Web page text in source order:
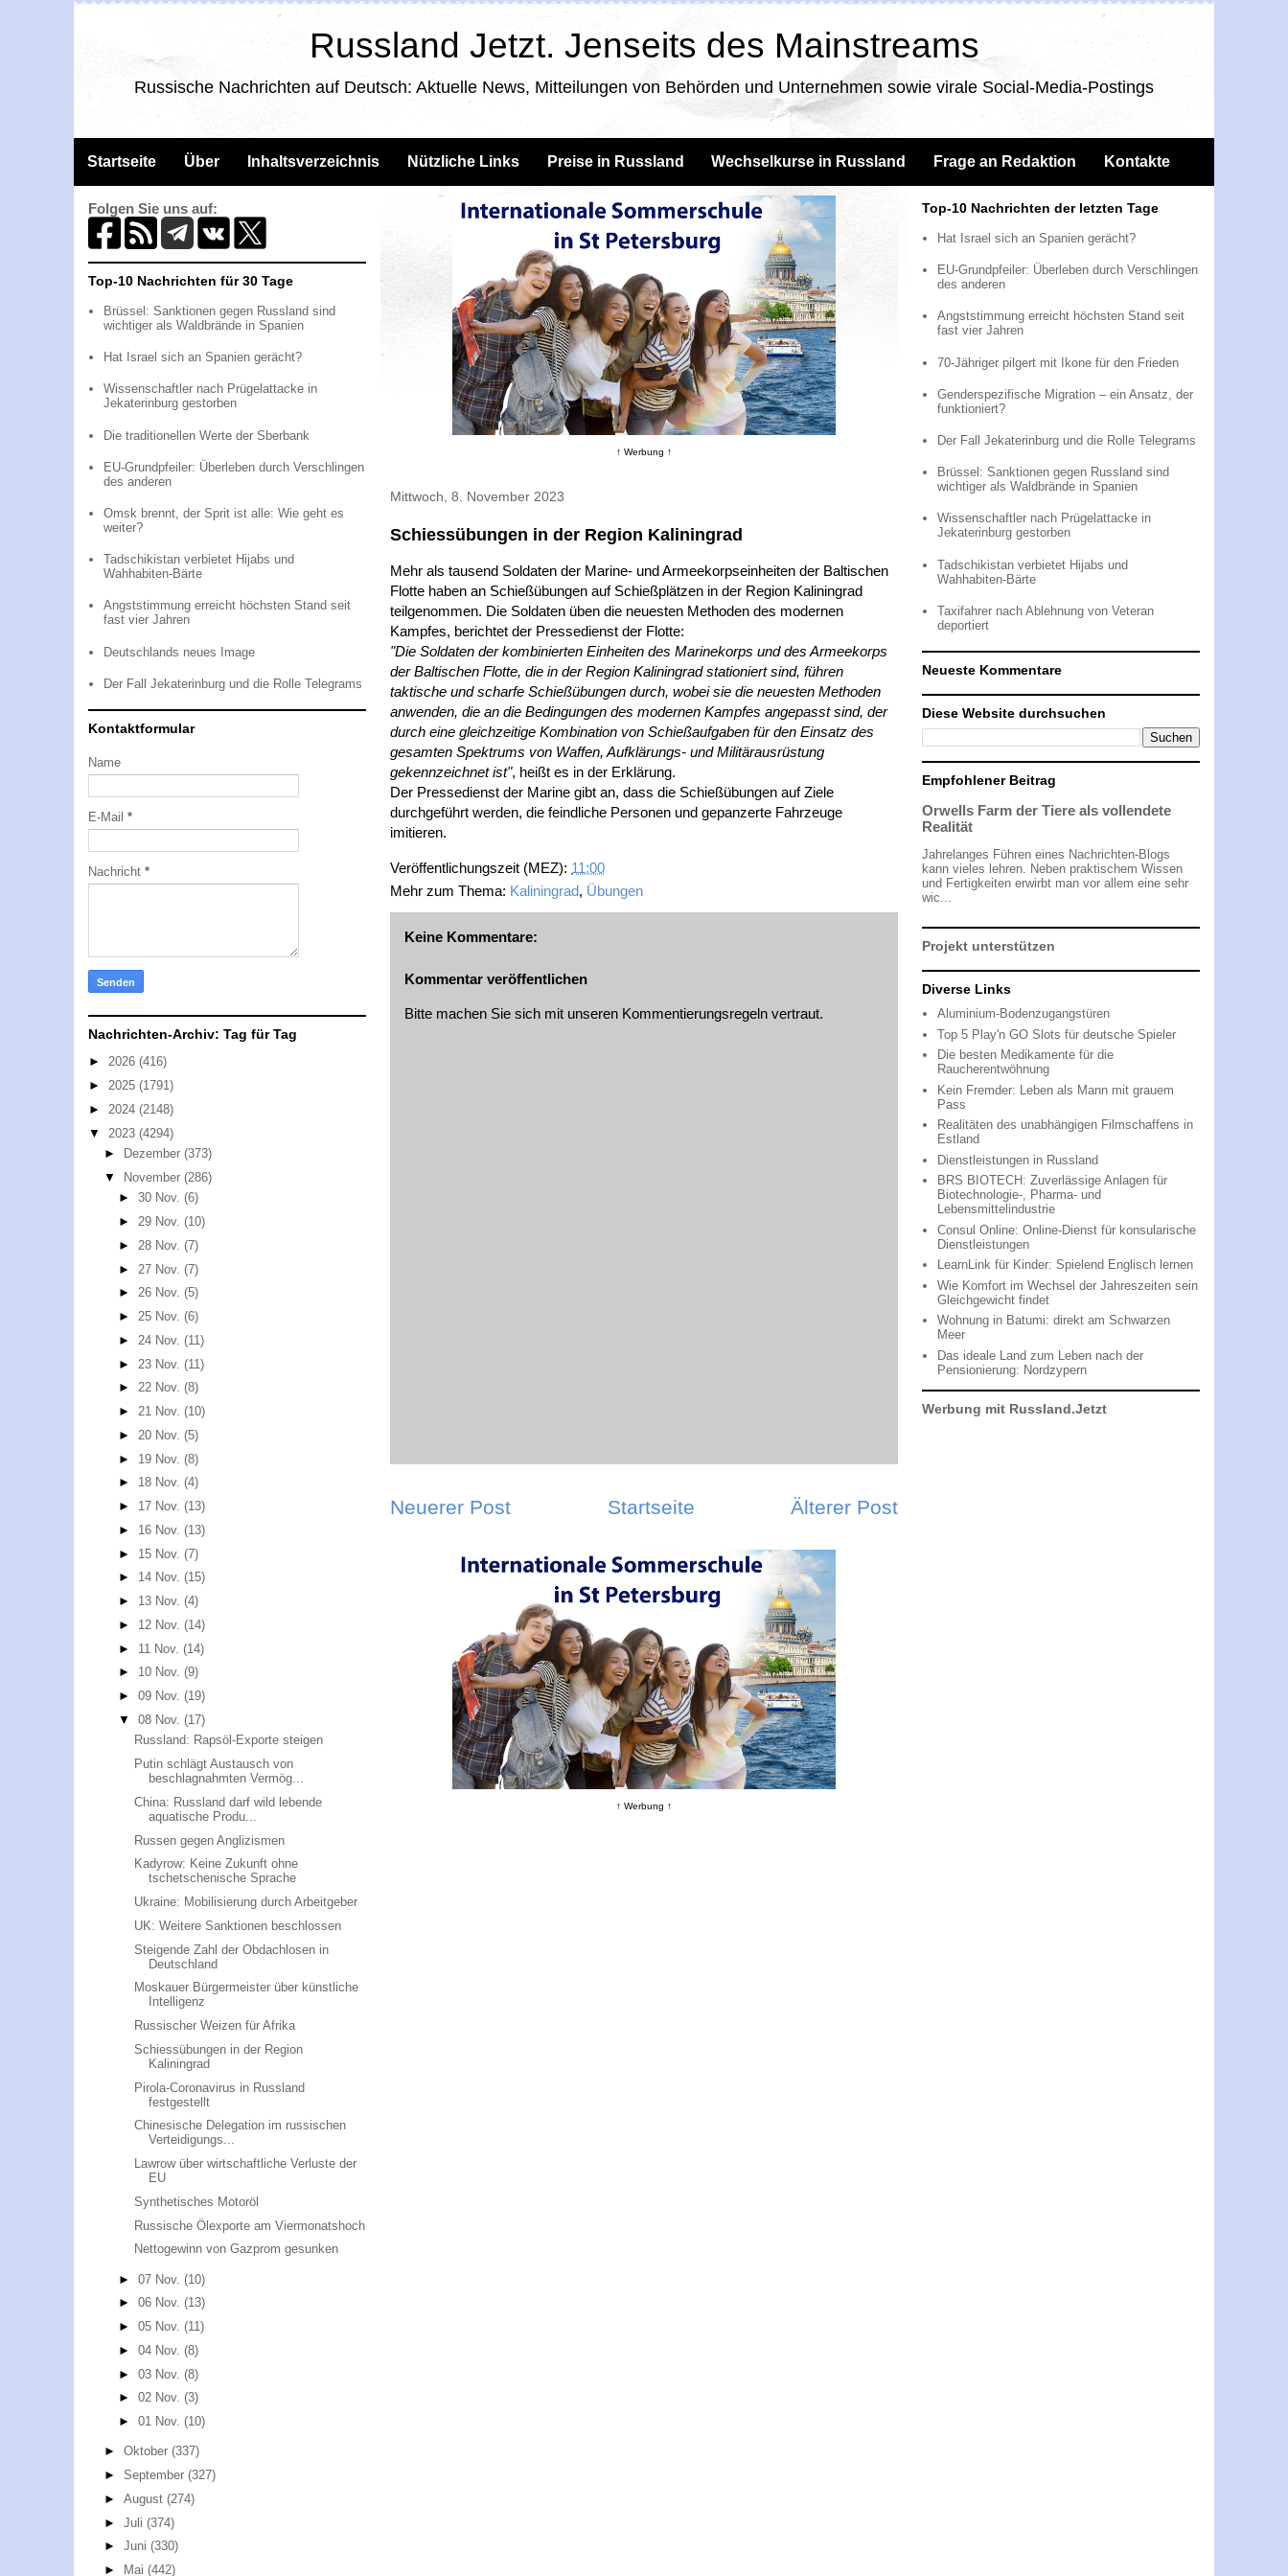
Russland Jetzt. Jenseits des Mainstreams
Russische Nachrichten auf Deutsch: Aktuelle News, Mitteilungen von Behörden und Unternehmen sowie virale Social-Media-Postings
Startseite Über Inhaltsverzeichnis Nützliche Links Preise in Russland Wechselkurse in Russland Frage an Redaktion Kontakte
↑ Werbung ↑
Mittwoch, 8. November 2023
Schiessübungen in der Region Kaliningrad
Mehr als tausend Soldaten der Marine- und Armeekorpseinheiten der Baltischen
Flotte haben an Schießübungen auf Schießplätzen in der Region Kaliningrad
teilgenommen. Die Soldaten üben die neuesten Methoden des modernen
Kampfes, berichtet der Pressedienst der Flotte:
"Die Soldaten der kombinierten Einheiten des Marinekorps und des Armeekorps
der Baltischen Flotte, die in der Region Kaliningrad stationiert sind, führen
taktische und scharfe Schießübungen durch, wobei sie die neuesten Methoden
anwenden, die an die Bedingungen des modernen Kampfes angepasst sind, der
durch eine gleichzeitige Kombination von Schießaufgaben für den Einsatz des
gesamten Spektrums von Waffen, Aufklärungs- und Militärausrüstung
gekennzeichnet ist", heißt es in der Erklärung.
Der Pressedienst der Marine gibt an, dass die Schießübungen auf Ziele
durchgeführt werden, die feindliche Personen und gepanzerte Fahrzeuge
imitieren.
Veröffentlichungszeit (MEZ): 11:00
Mehr zum Thema: Kaliningrad, Übungen
Keine Kommentare:
Kommentar veröffentlichen
Bitte machen Sie sich mit unseren Kommentierungsregeln vertraut.
Neuerer Post Älterer Post
Startseite
↑ Werbung ↑
Folgen Sie uns auf:
Top-10 Nachrichten für 30 Tage
Brüssel: Sanktionen gegen Russland sind
wichtiger als Waldbrände in Spanien
Hat Israel sich an Spanien gerächt?
Wissenschaftler nach Prügelattacke in
Jekaterinburg gestorben
Die traditionellen Werte der Sberbank
EU-Grundpfeiler: Überleben durch Verschlingen
des anderen
Omsk brennt, der Sprit ist alle: Wie geht es
weiter?
Tadschikistan verbietet Hijabs und
Wahhabiten-Bärte
Angststimmung erreicht höchsten Stand seit
fast vier Jahren
Deutschlands neues Image
Der Fall Jekaterinburg und die Rolle Telegrams
Kontaktformular
Name
E-Mail *
Nachricht *
Nachrichten-Archiv: Tag für Tag
► 2026 (416)
► 2025 (1791)
► 2024 (2148)
▼ 2023 (4294)
►
Dezember (373)
▼
November (286)
►30 Nov.(6)
►29 Nov.(10)
► 28 Nov.(7)
► 27 Nov.(7)
►26 Nov.(5)
►25 Nov.(6)
► 24 Nov.(11)
► 23 Nov.(11)
►22 Nov.(8)
►21 Nov.(10)
► 20 Nov.(5)
► 19 Nov.(8)
► 18 Nov.(4)
► 17 Nov.(13)
► 16 Nov.(13)
► 15 Nov.(7)
► 14 Nov.(15)
► 13 Nov.(4)
► 12 Nov.(14)
► 11 Nov.(14)
► 10 Nov.(9)
►09 Nov.(19)
▼08 Nov.(17)
Russland: Rapsöl-Exporte steigen
Putin schlägt Austausch von
beschlagnahmten Vermög...
China: Russland darf wild lebende
aquatische Produ...
Russen gegen Anglizismen
Kadyrow: Keine Zukunft ohne
tschetschenische Sprache
Ukraine: Mobilisierung durch Arbeitgeber
UK: Weitere Sanktionen beschlossen
Steigende Zahl der Obdachlosen in
Deutschland
Moskauer Bürgermeister über künstliche
Intelligenz
Russischer Weizen für Afrika
Schiessübungen in der Region
Kaliningrad
Pirola-Coronavirus in Russland
festgestellt
Chinesische Delegation im russischen
Verteidigungs...
Lawrow über wirtschaftliche Verluste der
EU
Synthetisches Motoröl
Russische Ölexporte am Viermonatshoch
Nettogewinn von Gazprom gesunken
►07 Nov.(10)
►06 Nov.(13)
►05 Nov.(11)
►04 Nov.(8)
►03 Nov.(8)
►02 Nov.(3)
►01 Nov.(10)
► Oktober (337)
► September (327)
► August (274)
► Juli (374)
► Juni (330)
►
Mai (442)
Top-10 Nachrichten der letzten Tage
Hat Israel sich an Spanien gerächt?
EU-Grundpfeiler: Überleben durch Verschlingen
des anderen
Angststimmung erreicht höchsten Stand seit
fast vier Jahren
70-Jähriger pilgert mit Ikone für den Frieden
Genderspezifische Migration – ein Ansatz, der
funktioniert?
Der Fall Jekaterinburg und die Rolle Telegrams
Brüssel: Sanktionen gegen Russland sind
wichtiger als Waldbrände in Spanien
Wissenschaftler nach Prügelattacke in
Jekaterinburg gestorben
Tadschikistan verbietet Hijabs und
Wahhabiten-Bärte
Taxifahrer nach Ablehnung von Veteran
deportiert
Neueste Kommentare
Diese Website durchsuchen
Empfohlener Beitrag
Orwells Farm der Tiere als vollendete
Realität
Jahrelanges Führen eines Nachrichten-Blogs
kann vieles lehren. Neben praktischem Wissen
und Fertigkeiten erwirbt man vor allem eine sehr
wic...
Projekt unterstützen
Diverse Links
Aluminium-Bodenzugangstüren
Top 5 Play'n GO Slots für deutsche Spieler
Die besten Medikamente für die
Raucherentwöhnung
Kein Fremder: Leben als Mann mit grauem
Pass
Realitäten des unabhängigen Filmschaffens in
Estland
Dienstleistungen in Russland
BRS BIOTECH: Zuverlässige Anlagen für
Biotechnologie-, Pharma- und
Lebensmittelindustrie
Consul Online: Online-Dienst für konsularische
Dienstleistungen
LearnLink für Kinder: Spielend Englisch lernen
Wie Komfort im Wechsel der Jahreszeiten sein
Gleichgewicht findet
Wohnung in Batumi: direkt am Schwarzen
Meer
Das ideale Land zum Leben nach der
Pensionierung: Nordzypern
Werbung mit Russland.Jetzt